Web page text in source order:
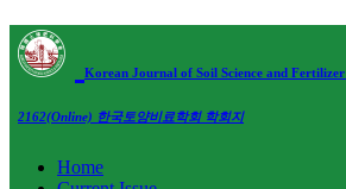
Korean Journal of Soil Science and Fertilizer
2162(Online) 한국토양비료학회 학회지
Home